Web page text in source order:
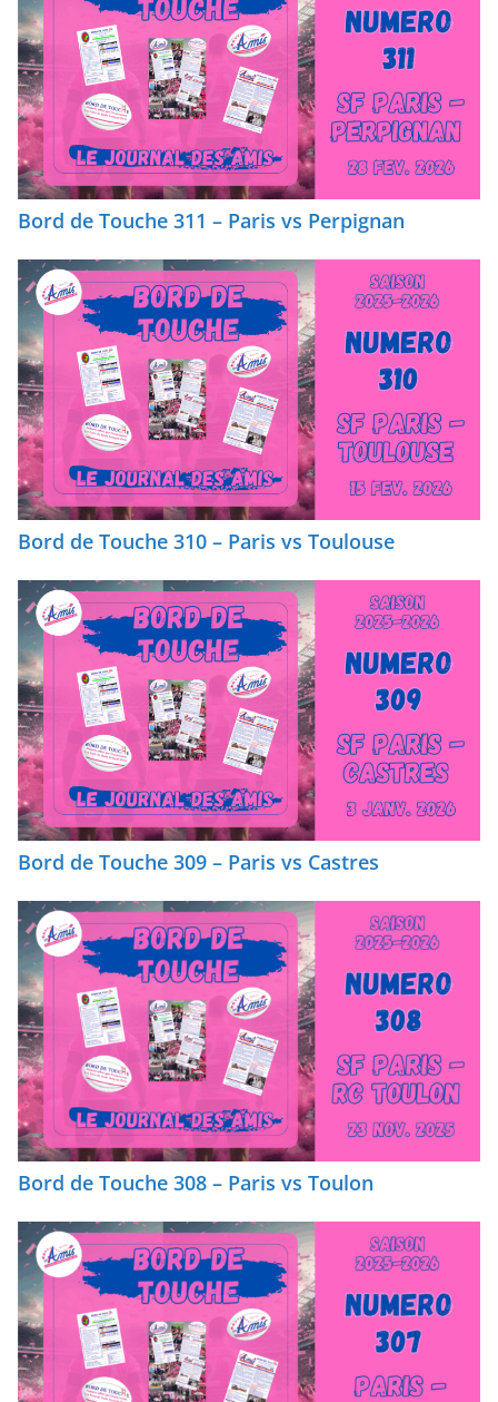
Bord de Touche 311 – Paris vs Perpignan
Bord de Touche 310 – Paris vs Toulouse
Bord de Touche 309 – Paris vs Castres
Bord de Touche 308 – Paris vs Toulon